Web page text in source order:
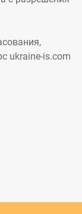
ukraine-is.com